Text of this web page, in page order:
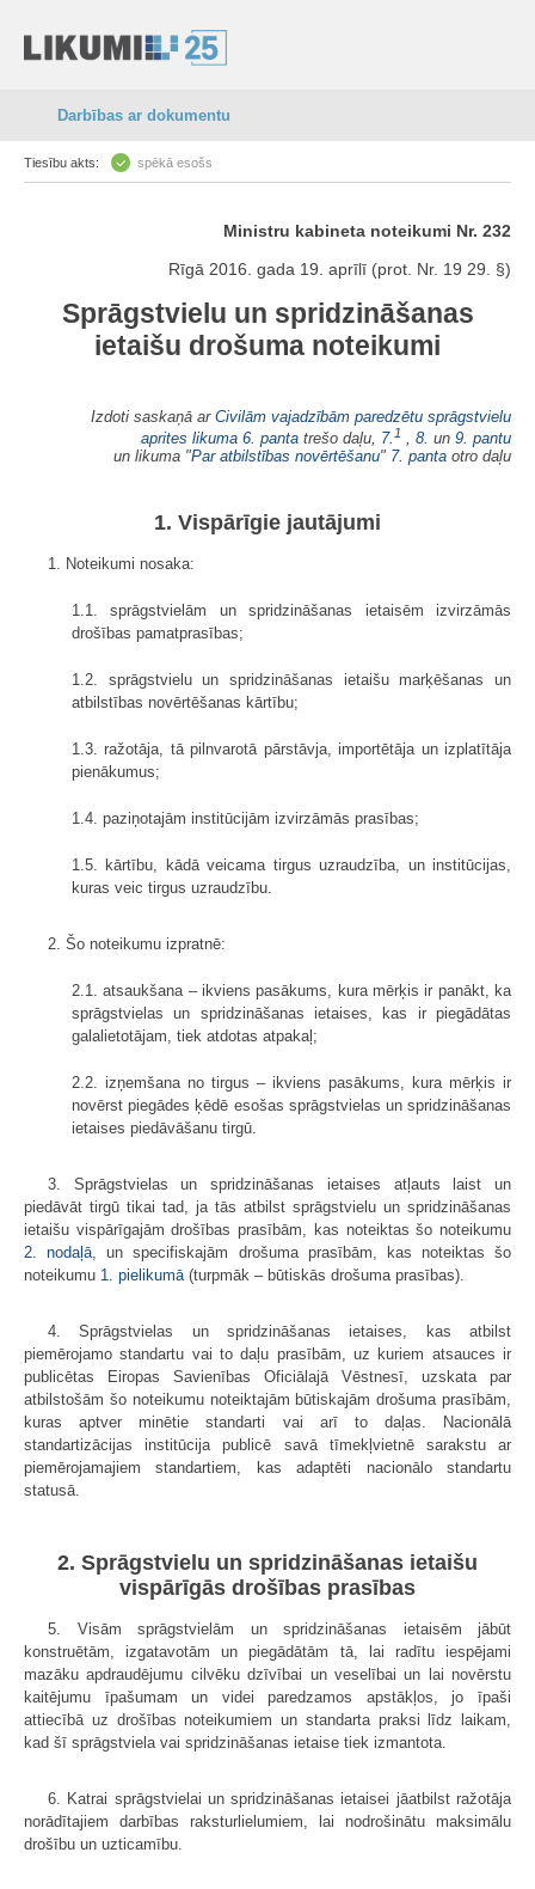
Darbības ar dokumentu
Tiesību akts: spēkā esošs
Ministru kabineta noteikumi Nr. 232
Rīgā 2016. gada 19. aprīlī (prot. Nr. 19 29. §)
Sprāgstvielu un spridzināšanas
ietaišu drošuma noteikumi
Izdoti saskaņā ar Civilām vajadzībām paredzētu sprāgstvielu
aprites likuma 6. panta trešo daļu, 7. 1 , 8. un 9. pantu
un likuma "Par atbilstības novērtēšanu" 7. panta otro daļu
1. Vispārīgie jautājumi
1. Noteikumi nosaka:
1.1. sprāgstvielām un spridzināšanas ietaisēm izvirzāmās
drošības pamatprasības;
1.2. sprāgstvielu un spridzināšanas ietaišu marķēšanas un
atbilstības novērtēšanas kārtību;
1.3. ražotāja, tā pilnvarotā pārstāvja, importētāja un izplatītāja
pienākumus;
1.4. paziņotajām institūcijām izvirzāmās prasības;
1.5. kārtību, kādā veicama tirgus uzraudzība, un institūcijas,
kuras veic tirgus uzraudzību.
2. Šo noteikumu izpratnē:
2.1. atsaukšana – ikviens pasākums, kura mērķis ir panākt, ka
sprāgstvielas un spridzināšanas ietaises, kas ir piegādātas
galalietotājam, tiek atdotas atpakaļ;
2.2. izņemšana no tirgus – ikviens pasākums, kura mērķis ir
novērst piegādes ķēdē esošas sprāgstvielas un spridzināšanas
ietaises piedāvāšanu tirgū.
3. Sprāgstvielas un spridzināšanas ietaises atļauts laist un
piedāvāt tirgū tikai tad, ja tās atbilst sprāgstvielu un spridzināšanas
ietaišu vispārīgajām drošības prasībām, kas noteiktas šo noteikumu
2. nodaļā , un specifiskajām drošuma prasībām, kas noteiktas šo
noteikumu 1. pielikumā (turpmāk – būtiskās drošuma prasības).
4. Sprāgstvielas un spridzināšanas ietaises, kas atbilst
piemērojamo standartu vai to daļu prasībām, uz kuriem atsauces ir
publicētas Eiropas Savienības Oficiālajā Vēstnesī, uzskata par
atbilstošām šo noteikumu noteiktajām būtiskajām drošuma prasībām,
kuras aptver minētie standarti vai arī to daļas. Nacionālā
standartizācijas institūcija publicē savā tīmekļvietnē sarakstu ar
piemērojamajiem standartiem, kas adaptēti nacionālo standartu
statusā.
2. Sprāgstvielu un spridzināšanas ietaišu
vispārīgās drošības prasības
5. Visām sprāgstvielām un spridzināšanas ietaisēm jābūt
konstruētām, izgatavotām un piegādātām tā, lai radītu iespējami
mazāku apdraudējumu cilvēku dzīvībai un veselībai un lai novērstu
kaitējumu īpašumam un videi paredzamos apstākļos, jo īpaši
attiecībā uz drošības noteikumiem un standarta praksi līdz laikam,
kad šī sprāgstviela vai spridzināšanas ietaise tiek izmantota.
6. Katrai sprāgstvielai un spridzināšanas ietaisei jāatbilst ražotāja
norādītajiem darbības raksturlielumiem, lai nodrošinātu maksimālu
drošību un uzticamību.